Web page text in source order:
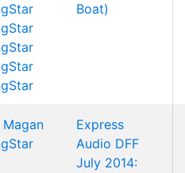
Boat)
Express
Audio DFF
July 2014: